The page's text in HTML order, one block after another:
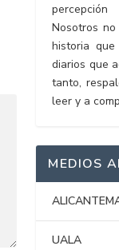
Nosotros
historia
diarios que
tanto,
leer y a
MEDIOS
UALA